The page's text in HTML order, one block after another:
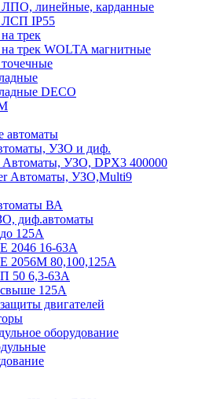
ЛПО, линейные, карданные
ЛСП IP55
трек
трек WOLTA магнитные
DECO
автоматы
УЗО и диф.
Автоматы, УЗО, DPX3 400000
Автоматы, УЗО,Multi9
ВА
диф.автоматы
125А
2046 16-63А
2056М 80,100,125А
50 6,3-63А
125А
двигателей
оборудование